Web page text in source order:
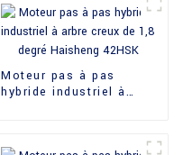
Moteur pas à pas
hybride industriel à